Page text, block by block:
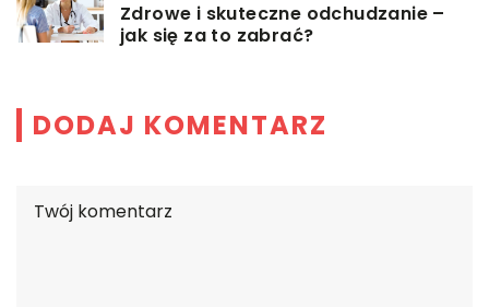
Zdrowe i skuteczne odchudzanie –
jak się za to zabrać?
DODAJ KOMENTARZ